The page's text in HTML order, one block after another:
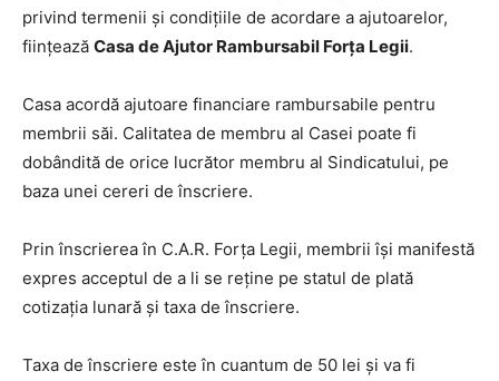
privind termenii şi condiţiile de acordare a ajutoarelor,
fiinţează Casa de Ajutor Rambursabil Forţa Legii.
Casa acordă ajutoare financiare rambursabile pentru
membrii săi. Calitatea de membru al Casei poate fi
dobândită de orice lucrător membru al Sindicatului, pe
baza unei cereri de înscriere.
Prin înscrierea în C.A.R. Forţa Legii, membrii îşi manifestă
expres acceptul de a li se reţine pe statul de plată
cotizaţia lunară şi taxa de înscriere.
Taxa de înscriere este în cuantum de 50 lei şi va fi